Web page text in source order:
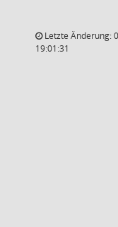
Letzte Änderung:
19:01:31